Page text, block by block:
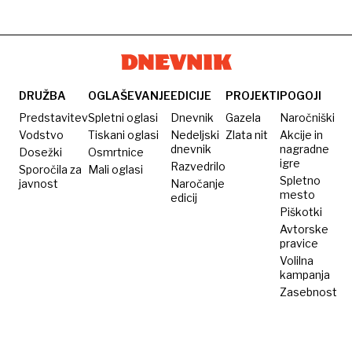
za bolj
na
ruske
provokacije
DRUŽBA
Predstavitev
Vodstvo
Dosežki
Sporočila za
javnost
OGLAŠEVANJE
Spletni oglasi
Tiskani oglasi
Osmrtnice
Mali oglasi
EDICIJE
Dnevnik
Nedeljski
dnevnik
Razvedrilo
Naročanje
edicij
PROJEKTI
Gazela
Zlata nit
POGOJI
Naročniški
Akcije in
nagradne
igre
Spletno
mesto
Piškotki
Avtorske
pravice
Volilna
kampanja
Zasebnost